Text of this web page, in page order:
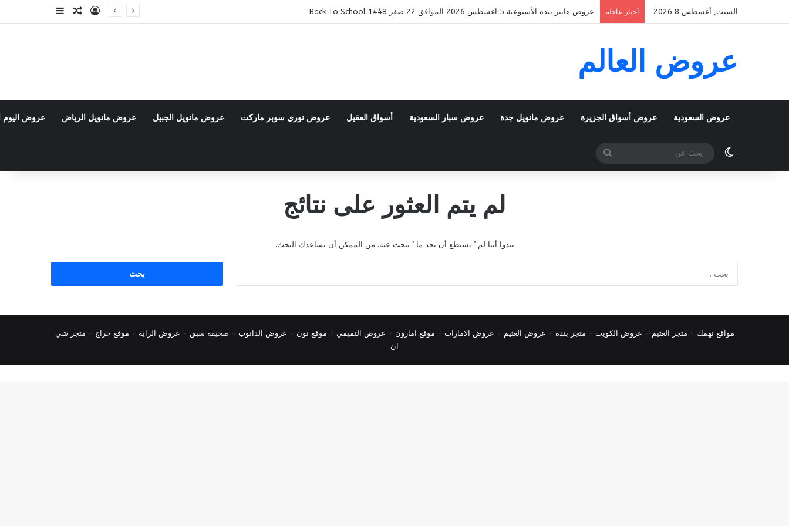
السبت, أغسطس 8 2026 أخبار عاجلة عروض هايبر بنده الأسبوعية 5 اغسطس 2026 الموافق 22 صفر 1448 Back To School تسجيل الدخول
مقال عشوائي
إضافة عمود
عروض العالم
عروض السعودية عروض أسواق الجزيرة عروض مانويل جدة عروض سبار السعودية أسواق العقيل عروض نوري سوبر ماركت عروض مانويل الجبيل عروض مانويل الرياض عروض اليوم
الوضع المظلم
بحث
عن
لم يتم العثور على نتائج
يبدوا أننا لم ’ نستطع أن نجد ما ’ تبحث عنه. من الممكن أن يساعدك البحث.
مواقع تهمك - متجر العثيم - عروض الكويت - متجر بنده - عروض العثيم - عروض الامارات - موقع امازون - عروض التميمي - موقع نون - عروض الدانوب - صحيفة سبق - عروض الراية - موقع حراج - متجر شي
ان